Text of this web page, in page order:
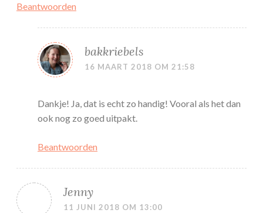
Beantwoorden
bakkriebels
16 MAART 2018 OM 21:58
Dankje! Ja, dat is echt zo handig! Vooral als het dan
ook nog zo goed uitpakt.
Beantwoorden
Jenny
11 JUNI 2018 OM 13:00